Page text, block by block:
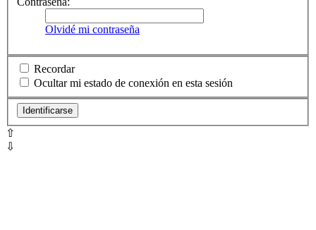
Olvidé mi contraseña
Recordar
Ocultar mi estado de conexión en esta sesión
⇧
⇩